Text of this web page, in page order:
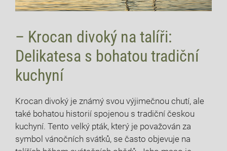
– Krocan divoký na talíři:
Delikatesa s bohatou tradiční
kuchyní
Krocan divoký je známý svou výjimečnou chutí, ale
také bohatou historií spojenou s tradiční českou
kuchyní. Tento velký pták, který je považován za
symbol vánočních svátků, se často objevuje na